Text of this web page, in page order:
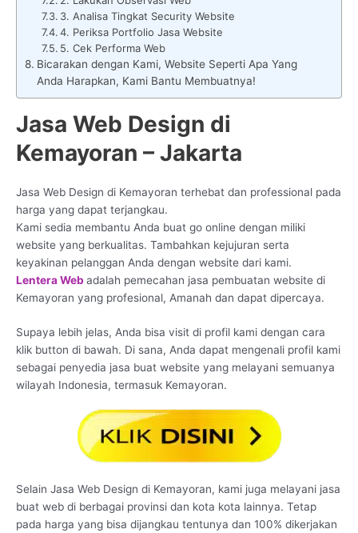
3. Analisa Tingkat Security Website
4. Periksa Portfolio Jasa Website
5. Cek Performa Web
Bicarakan dengan Kami, Website Seperti Apa Yang
Anda Harapkan, Kami Bantu Membuatnya!
Jasa Web Design di
Kemayoran – Jakarta
Jasa Web Design di Kemayoran terhebat dan professional pada
harga yang dapat terjangkau.
Kami sedia membantu Anda buat go online dengan miliki
website yang berkualitas. Tambahkan kejujuran serta
keyakinan pelanggan Anda dengan website dari kami.
Lentera Web adalah pemecahan jasa pembuatan website di
Kemayoran yang profesional, Amanah dan dapat dipercaya.
Supaya lebih jelas, Anda bisa visit di profil kami dengan cara
klik button di bawah. Di sana, Anda dapat mengenali profil kami
sebagai penyedia jasa buat website yang melayani semuanya
wilayah Indonesia, termasuk Kemayoran.
Selain Jasa Web Design di Kemayoran, kami juga melayani jasa
buat web di berbagai provinsi dan kota kota lainnya. Tetap
pada harga yang bisa dijangkau tentunya dan 100% dikerjakan